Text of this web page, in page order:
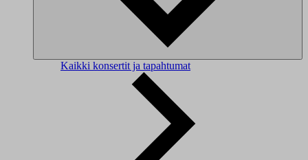
Kaikki konsertit ja tapahtumat